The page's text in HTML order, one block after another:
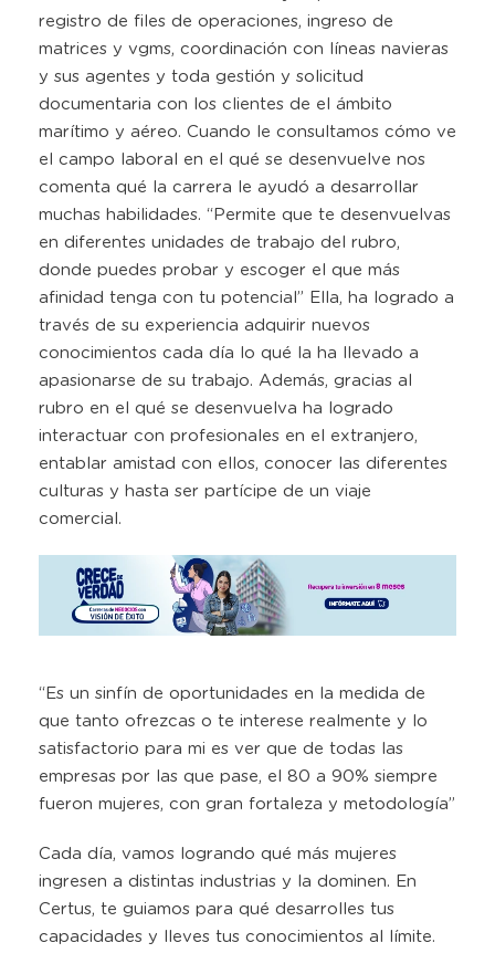
registro de files de operaciones, ingreso de
matrices y vgms, coordinación con líneas navieras
y sus agentes y toda gestión y solicitud
documentaria con los clientes de el ámbito
marítimo y aéreo. Cuando le consultamos cómo ve
el campo laboral en el qué se desenvuelve nos
comenta qué la carrera le ayudó a desarrollar
muchas habilidades. “Permite que te desenvuelvas
en diferentes unidades de trabajo del rubro,
donde puedes probar y escoger el que más
afinidad tenga con tu potencial” Ella, ha logrado a
través de su experiencia adquirir nuevos
conocimientos cada día lo qué la ha llevado a
apasionarse de su trabajo. Además, gracias al
rubro en el qué se desenvuelva ha logrado
interactuar con profesionales en el extranjero,
entablar amistad con ellos, conocer las diferentes
culturas y hasta ser partícipe de un viaje
comercial.
“Es un sinfín de oportunidades en la medida de
que tanto ofrezcas o te interese realmente y lo
satisfactorio para mi es ver que de todas las
empresas por las que pase, el 80 a 90% siempre
fueron mujeres, con gran fortaleza y metodología”
Cada día, vamos logrando qué más mujeres
ingresen a distintas industrias y la dominen. En
Certus, te guiamos para qué desarrolles tus
capacidades y lleves tus conocimientos al límite.